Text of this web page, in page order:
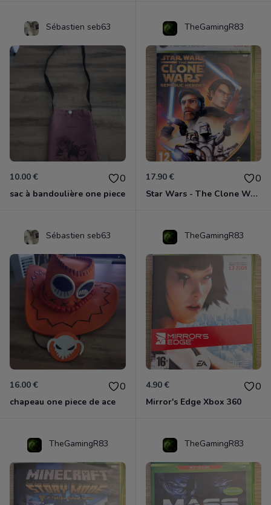
Sébastien seb63
10.00 € 0
sac à bandoulière one piece
TheGamingR83
17.90 € 0
Star Wars - The Clone Wars - Les Héros De La République Xbox 360
Sébastien seb63
16.00 € 0
chapeau one piece de ace
TheGamingR83
4.90 € 0
Mirror's Edge Xbox 360
TheGamingR83 TheGamingR83